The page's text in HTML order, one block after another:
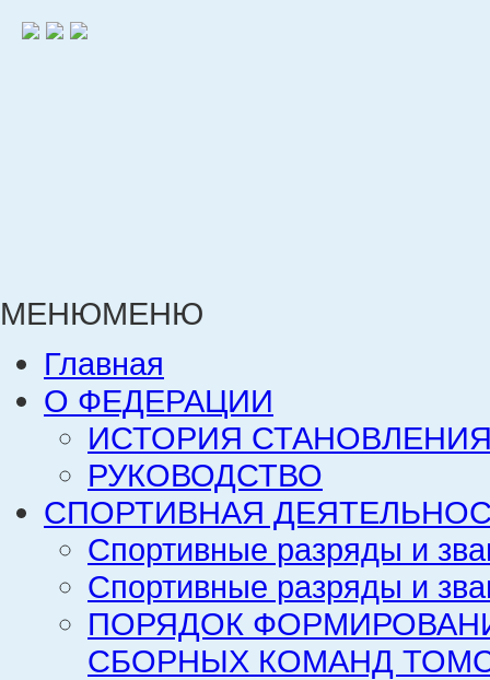
МЕНЮМЕНЮ
Главная
О ФЕДЕРАЦИИ
ИСТОРИЯ
РУКОВОДСТВО
СПОРТИВНАЯ
Спортивные разряды и
Спортивные разряды и
ПОРЯДОК
СБОРНЫХ КОМАНД